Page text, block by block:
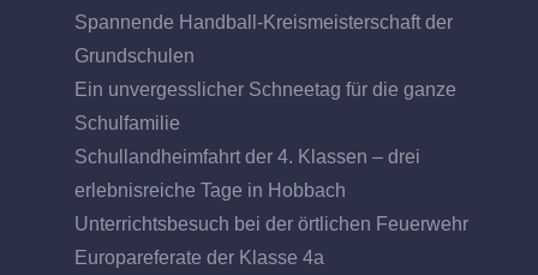
Spannende Handball-Kreismeisterschaft der
Grundschulen
Ein unvergesslicher Schneetag für die ganze
Schulfamilie
Schullandheimfahrt der 4. Klassen – drei
erlebnisreiche Tage in Hobbach
Unterrichtsbesuch bei der örtlichen Feuerwehr
Europareferate der Klasse 4a